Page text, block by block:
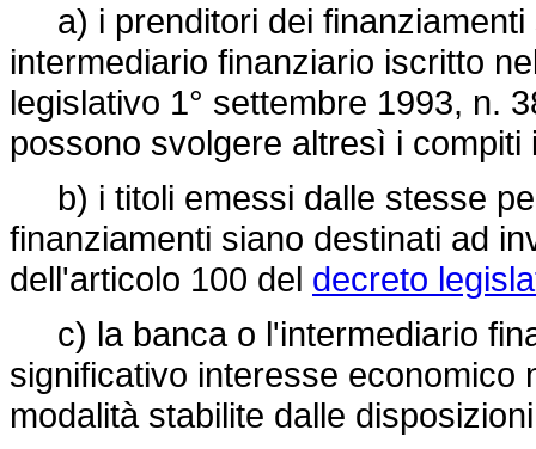
a) i prenditori dei finanziamenti
intermediario finanziario iscritto
legislativo 1° settembre 1993, n.
possono svolgere altresì i
b) i titoli emessi dalle stesse
finanziamenti siano destinati ad
dell'articolo 100 del decreto
c) la banca o l'intermediario
significativo interesse economico
modalità stabilite dalle